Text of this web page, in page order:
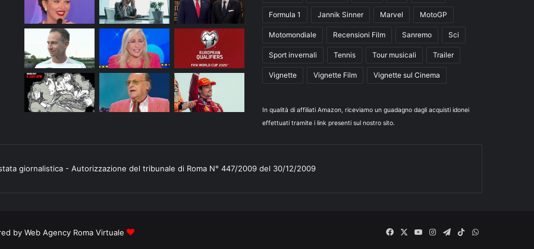
Formula 1 Jannik Sinner Marvel MotoGP
Motomondiale Recensioni Film Sanremo Sci
Sport invernali Tennis Tour musicali Trailer
Vignette Vignette Film Vignette sul Cinema
In qualità di affiliati Amazon, riceviamo un guadagno dagli acquisti idonei
effettuati tramite i link presenti sul nostro sito.
giornalistica - Autorizzazione del tribunale di Roma N° 447/2009 del 30/12/2009
by Web Agency Roma Virtuale Facebook
X
YouInstagram
Telegram
TikTokWhatsApp